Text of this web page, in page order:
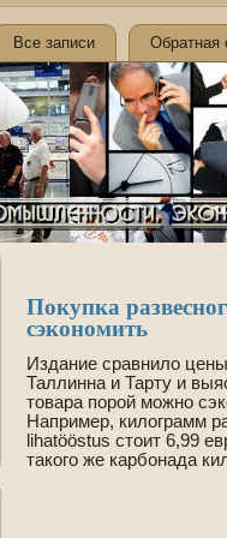
Все записи Обратная
Покупка
сэкономить
Издание сравнило
Таллинна и Тарту и
товара порой можно
Например, килограмм
lihatööstus стоит 6,99
такого же карбонада